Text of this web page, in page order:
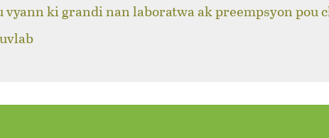
vyann ki grandi nan laboratwa ak preempsyon